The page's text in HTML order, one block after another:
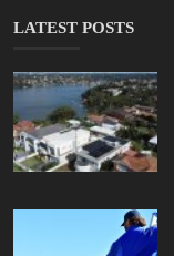
LATEST POSTS